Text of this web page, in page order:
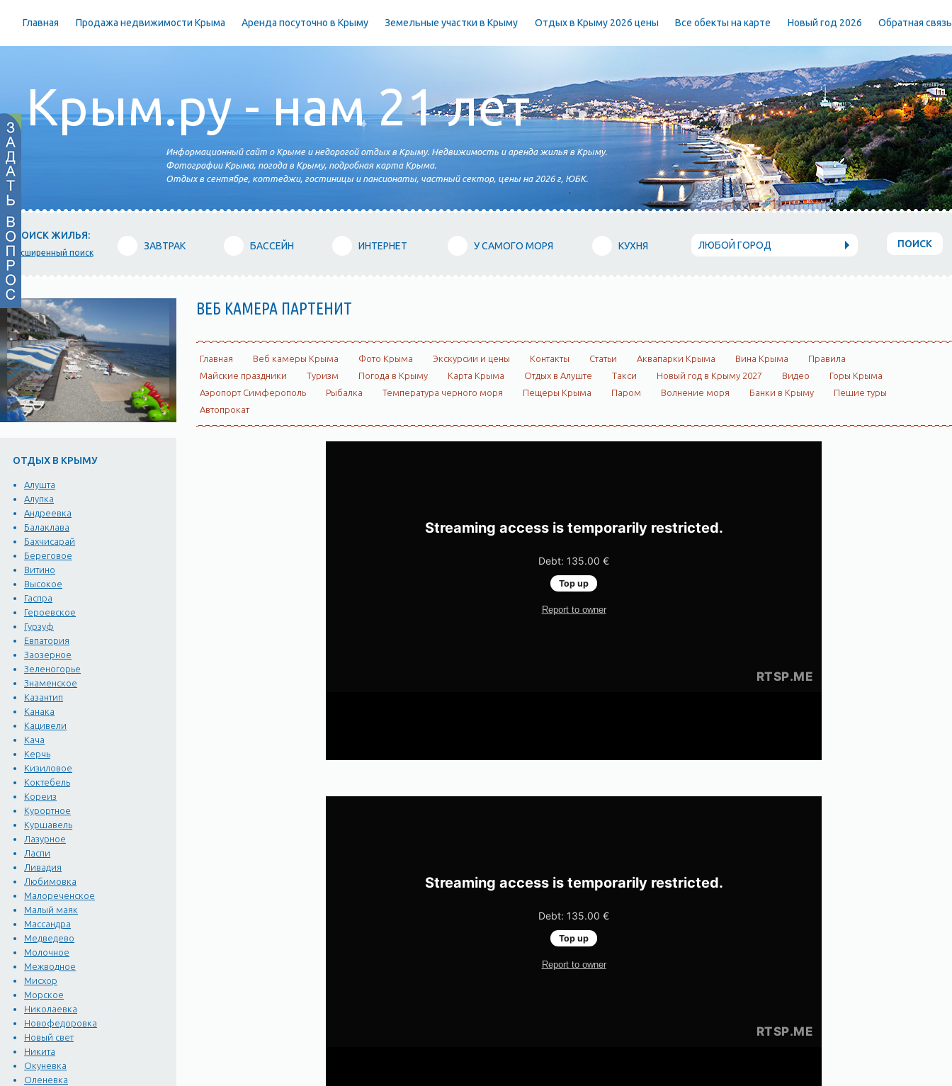
Главная Продажа недвижимости Крыма Аренда посуточно в Крыму Земельные участки в Крыму Отдых в Крыму 2026 цены Все обекты на карте Новый год 2026 Обратная связь
Крым.ру - нам 21 лет
Информационный сайт о Крыме и недорогой отдых в Крыму. Недвижимость и аренда жилья в Крыму.
Фотографии Крыма, погода в Крыму, подробная карта Крыма.
Отдых в сентябре, коттеджи, гостиницы и пансионаты, частный сектор, цены на 2026 г, ЮБК.
ПОИСК ЖИЛЬЯ:
расширенный поиск
ЗАВТРАК БАССЕЙН ИНТЕРНЕТ У САМОГО МОРЯ КУХНЯ ЛЮБОЙ ГОРОД ПОИСК
ОТДЫХ В КРЫМУ
Алушта
Алупка
Андреевка
Балаклава
Бахчисарай
Береговое
Витино
Высокое
Гаспра
Героевское
Гурзуф
Евпатория
Заозерное
Зеленогорье
Знаменское
Казантип
Канака
Кацивели
Кача
Керчь
Кизиловое
Коктебель
Кореиз
Курортное
Куршавель
Лазурное
Ласпи
Ливадия
Любимовка
Малореченское
Малый маяк
Массандра
Медведево
Молочное
Межводное
Мисхор
Морское
Николаевка
Новофедоровка
Новый свет
Никита
Окуневка
Оленевка
ВЕБ КАМЕРА ПАРТЕНИТ
Главная Веб камеры Крыма Фото Крыма Экскурсии и цены Контакты Статьи Аквапарки Крыма Вина Крыма
Правила
Майские праздники
Туризм Погода в Крыму Карта Крыма Отдых в Алуште Такси Новый год в Крыму 2027 Видео
Горы Крыма
Аэропорт Симферополь
Рыбалка Температура черного моря Пещеры Крыма Паром Волнение моря Банки в Крыму
Пешие туры
Автопрокат